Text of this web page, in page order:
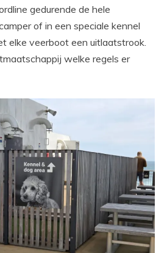
gedurende de hele
of in een speciale kennel
elke veerboot een uitlaatstrook.
welke regels er